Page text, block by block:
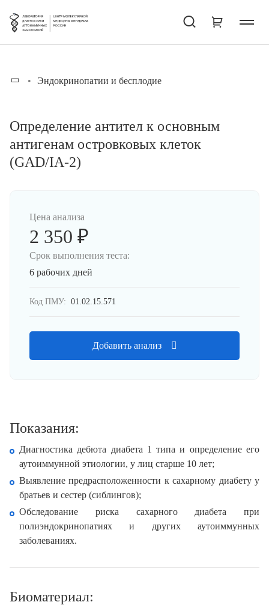
Эндокринопатии и бесплодие
Определение антител к основным
антигенам островковых клеток
(GAD/IA-2)
Цена анализа
2 350 ₽
Срок выполнения теста:
6 рабочих дней
Код ПМУ: 01.02.15.571
Добавить анализ
Показания:
Диагностика дебюта диабета 1 типа и определение его
аутоиммунной этиологии, у лиц старше 10 лет;
Выявление предрасположенности к сахарному диабету у
братьев и сестер (сиблингов);
Обследование риска сахарного диабета при
полиэндокринопатиях и других аутоиммунных
заболеваниях.
Биоматериал: